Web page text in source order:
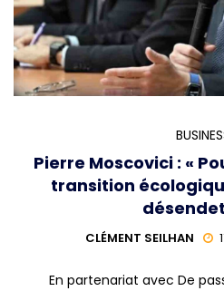
Pierre Moscovici : «
transition
CLÉMENT SEILHAN
En partenariat avec De